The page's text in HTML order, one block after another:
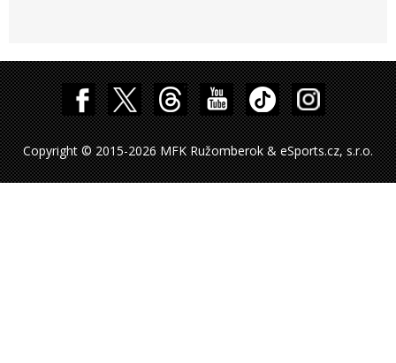
Copyright © 2015-2026 MFK Ružomberok & eSports.cz, s.r.o.